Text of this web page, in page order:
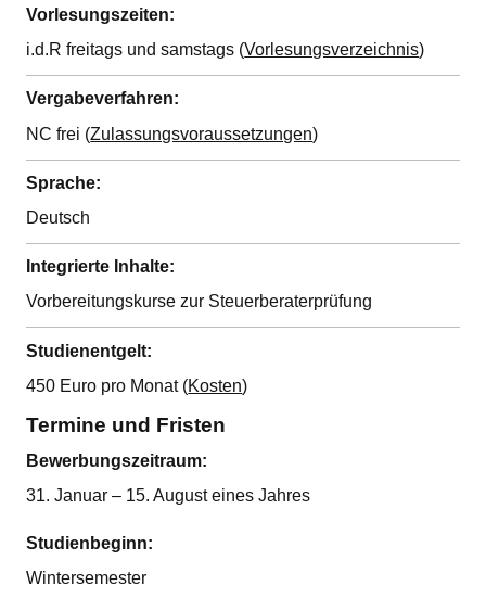
Vorlesungszeiten:
i.d.R freitags und samstags (Vorlesungsverzeichnis)
Vergabeverfahren:
NC frei (Zulassungsvoraussetzungen)
Sprache:
Deutsch
Integrierte Inhalte:
Vorbereitungskurse zur Steuerberaterprüfung
Studienentgelt:
450 Euro pro Monat (Kosten)
Termine und Fristen
Bewerbungszeitraum:
31. Januar – 15. August eines Jahres
Studienbeginn:
Wintersemester